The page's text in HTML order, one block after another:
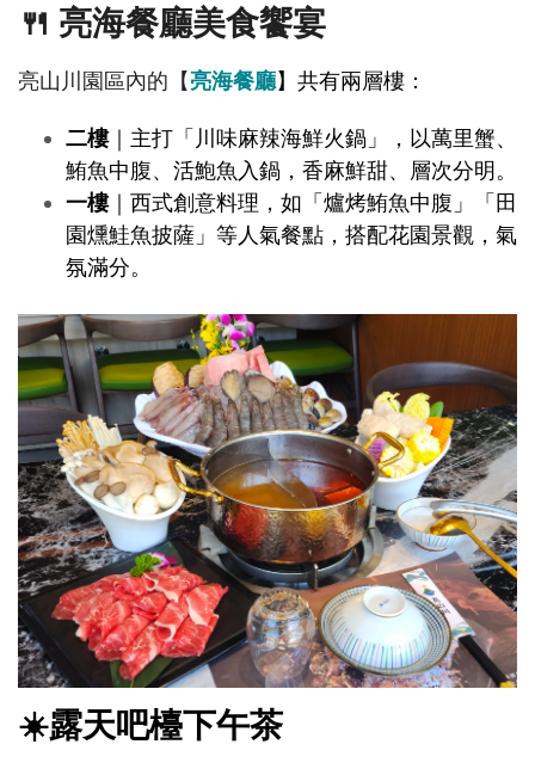
🍴 亮海餐廳美食饗宴
亮山川園區內的【亮海餐廳】共有兩層樓：
二樓｜主打「川味麻辣海鮮火鍋」，以萬里蟹、
鮪魚中腹、活鮑魚入鍋，香麻鮮甜、層次分明。
一樓｜西式創意料理，如「爐烤鮪魚中腹」「田
園燻鮭魚披薩」等人氣餐點，搭配花園景觀，氣
氛滿分。
☀️露天吧檯下午茶